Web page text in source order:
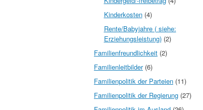
Kinderkosten(4)
Rente/Babyjahre ( siehe:
Erziehungsleistung)(2)
Familienfreundlichkeit (2)
Familienleitbilder(6)
Familienpolitik der Parteien (11)
Familienpolitik der Regierung (27)